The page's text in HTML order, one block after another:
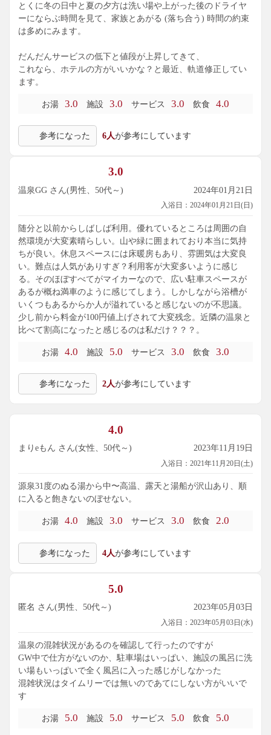
とくに冬の日中と夏の夕方は洗い場や上がった後のドライヤ
ーにならぶ時間を見て、家族とあがる (落ち合う) 時間の約束
は多めにみます。
だんだんサービスの低下と値段が上昇してきて、
これなら、ホテルの方がいいかな？と最近、軌道修正してい
ます。
お湯 3.0 施設 3.0 サービス 3.0 飲食 4.0
参考になった 6人が参考にしています
3.0
温泉GG さん(男性、50代～) 2024年01月21日
入浴日：2024年01月21日(日)
随分と以前からしばしば利用。優れているところは周囲の自
然環境が大変素晴らしい。山や緑に囲まれており本当に気持
ちが良い。休息スペースには床暖房もあり、雰囲気は大変良
い。難点は人気がありすぎ？利用客が大変多いように感じ
る。そのほぼすべてがマイカーなので、広い駐車スペースが
あるが概ね満車のように感じてしまう。しかしながら浴槽が
いくつもあるからか人が溢れていると感じないのが不思議。
少し前から料金が100円値上げされて大変残念。近隣の温泉と
比べて割高になったと感じるのは私だけ？？？。
お湯 4.0 施設 5.0 サービス 3.0 飲食 3.0
参考になった 2人が参考にしています
4.0
まりeもん さん(女性、50代～) 2023年11月19日
入浴日：2021年11月20日(土)
源泉31度のぬる湯から中〜高温、露天と湯船が沢山あり、順
に入ると飽きないのぼせない。
お湯 4.0 施設 3.0 サービス 3.0 飲食 2.0
参考になった 4人が参考にしています
5.0
匿名 さん(男性、50代～) 2023年05月03日
入浴日：2023年05月03日(水)
温泉の混雑状況があるのを確認して行ったのですが
GW中で仕方がないのか、駐車場はいっぱい、施設の風呂に洗
い場もいっぱいで全く風呂に入った感じがしなかった
混雑状況はタイムリーでは無いのであてにしない方がいいで
す
お湯 5.0 施設 5.0 サービス 5.0 飲食 5.0